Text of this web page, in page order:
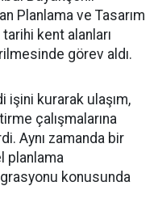
Planlama ve Tasarım
tarihi kent alanları
görev aldı.
işini kurarak ulaşım,
çalışmalarına
Aynı zamanda bir
planlama
konusunda